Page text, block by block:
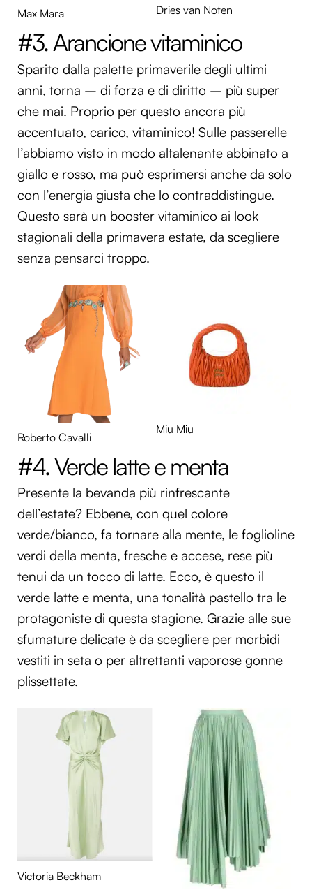
Max Mara Dries van Noten
#3. Arancione vitaminico
Sparito dalla palette primaverile degli ultimi
anni, torna – di forza e di diritto – più super
che mai. Proprio per questo ancora più
accentuato, carico, vitaminico! Sulle passerelle
l’abbiamo visto in modo altalenante abbinato a
giallo e rosso, ma può esprimersi anche da solo
con l’energia giusta che lo contraddistingue.
Questo sarà un booster vitaminico ai look
stagionali della primavera estate, da scegliere
senza pensarci troppo.
Roberto Cavalli
Miu Miu
#4. Verde latte e menta
Presente la bevanda più rinfrescante
dell’estate? Ebbene, con quel colore
verde/bianco, fa tornare alla mente, le foglioline
verdi della menta, fresche e accese, rese più
tenui da un tocco di latte. Ecco, è questo il
verde latte e menta, una tonalità pastello tra le
protagoniste di questa stagione. Grazie alle sue
sfumature delicate è da scegliere per morbidi
vestiti in seta o per altrettanti vaporose gonne
plissettate.
Victoria Beckham